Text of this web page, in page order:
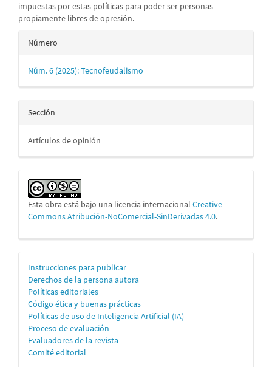
impuestas por estas políticas para poder ser personas
propiamente libres de opresión.
Detalles
artículo
Número
Núm. 6 (2025): Tecnofeudalismo
Sección
Artículos de opinión
Esta obra está bajo una licencia internacional Creative
Commons Atribución-NoComercial-SinDerivadas 4.0.
Información
para
personas
autoras
Instrucciones para publicar
Derechos de la persona autora
Políticas editoriales
Código ética y buenas prácticas
Políticas de uso de Inteligencia Artificial (IA)
Proceso de evaluación
Evaluadores de la revista
Comité editorial